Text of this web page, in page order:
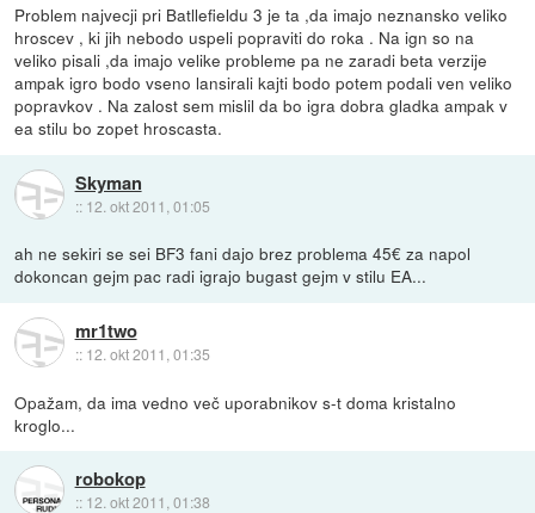
Problem najvecji pri Batllefieldu 3 je ta ,da imajo neznansko veliko
hroscev , ki jih nebodo uspeli popraviti do roka . Na ign so na
veliko pisali ,da imajo velike probleme pa ne zaradi beta verzije
ampak igro bodo vseno lansirali kajti bodo potem podali ven veliko
popravkov . Na zalost sem mislil da bo igra dobra gladka ampak v
ea stilu bo zopet hroscasta.
Skyman
:: 12. okt 2011, 01:05
ah ne sekiri se sei BF3 fani dajo brez problema 45€ za napol
dokoncan gejm pac radi igrajo bugast gejm v stilu EA...
mr1two
:: 12. okt 2011, 01:35
Opažam, da ima vedno več uporabnikov s-t doma kristalno
kroglo...
robokop
:: 12. okt 2011, 01:38